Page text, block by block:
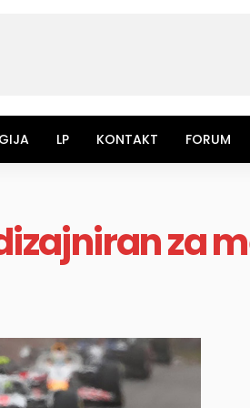
LP KONTAKT FORUM
za